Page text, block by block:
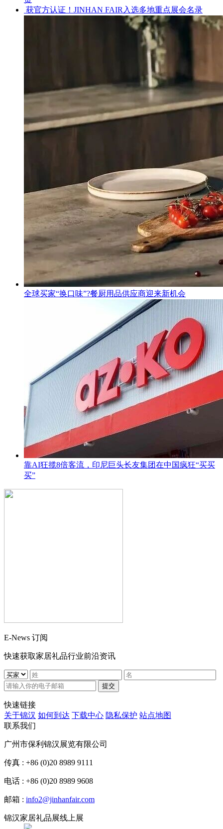
获官方认证！JINHAN FAIR入选多地重点展会名录
全球买家“换口味”?餐厨用品供应商迎来新机会
靠AI狂揽8倍客流，印尼巨头长友集团在中国疯狂“买买
买”
E-News 订阅
快速获取家居礼品行业前沿资讯
提交
快速链接
关于锦汉 如何到达 下载中心 隐私保护 站点地图
联系我们
广州市保利锦汉展览有限公司
传真 : +86 (0)20 8989 9111
电话 : +86 (0)20 8989 9608
邮箱 : info2@jinhanfair.com
锦汉家居礼品展线上展